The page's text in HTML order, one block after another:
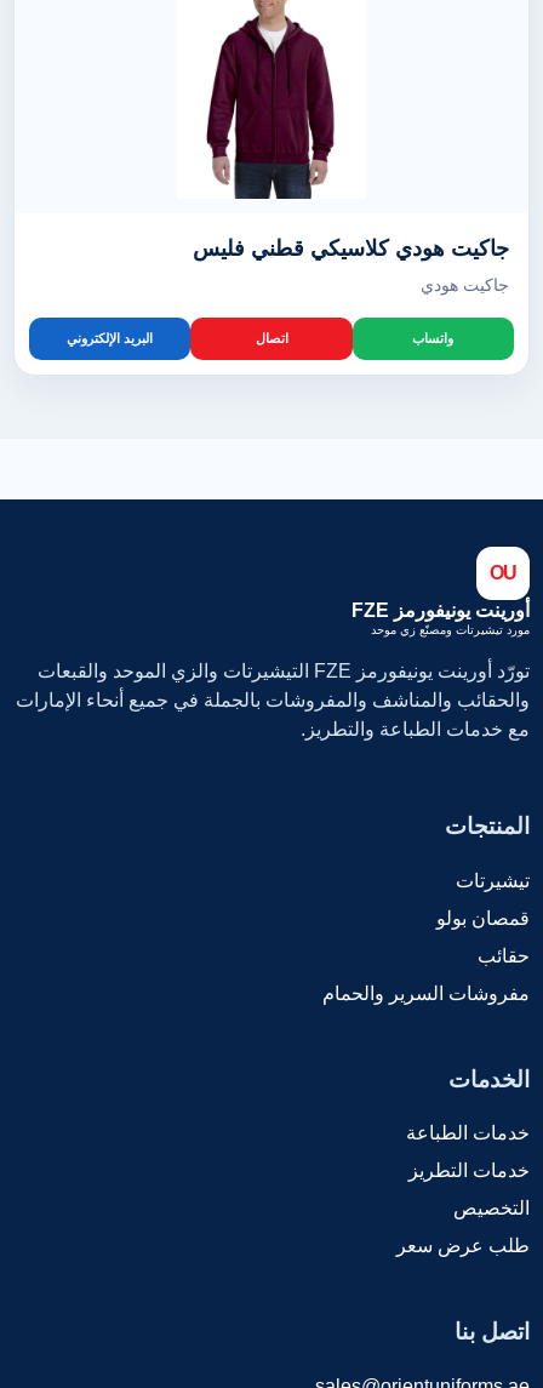
جاكيت هودي كلاسيكي قطني فليس
جاكيت هودي
واتساب اتصال البريد الإلكتروني
OU
أورينت يونيفورمز FZE
مورد تيشيرتات ومصنّع زي موحد
تورّد أورينت يونيفورمز FZE التيشيرتات والزي الموحد والقبعات
والحقائب والمناشف والمفروشات بالجملة في جميع أنحاء الإمارات
مع خدمات الطباعة والتطريز.
المنتجات
تيشيرتات
قمصان بولو
حقائب
مفروشات السرير والحمام
الخدمات
خدمات الطباعة
خدمات التطريز
التخصيص
طلب عرض سعر
اتصل بنا